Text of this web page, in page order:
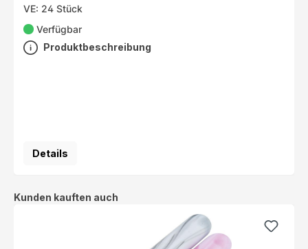
VE: 24 Stück
Verfügbar
Produktbeschreibung
Details
Produktgalerie überspringen
Kunden kauften auch